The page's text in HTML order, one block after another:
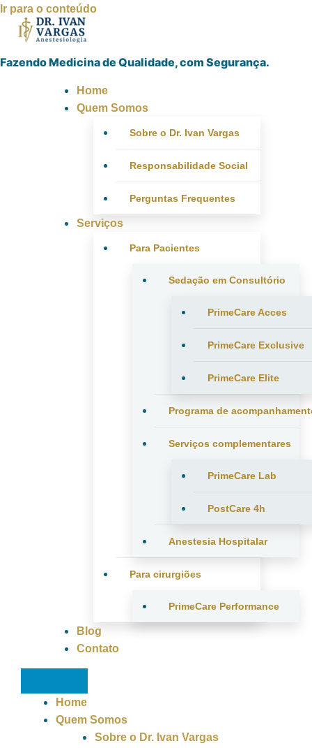
Ir para o conteúdo
Fazendo Medicina de Qualidade, com Segurança.
Home
Quem Somos
Sobre o Dr. Ivan Vargas
Responsabilidade Social
Perguntas Frequentes
Serviços
Para Pacientes
Sedação em Consultório
PrimeCare Acces
PrimeCare Exclusive
PrimeCare Elite
Programa de
Serviços complementares
PrimeCare Lab
PostCare 4h
Anestesia Hospitalar
Para cirurgiões
PrimeCare Performance
Blog
Contato
Home
Quem Somos
Sobre o Dr. Ivan Vargas